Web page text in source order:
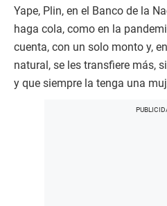
Yape, Plin, en el Banco de la
haga cola, como en la
cuenta, con un solo monto y,
natural, se les transfiere más,
y que siempre la tenga una